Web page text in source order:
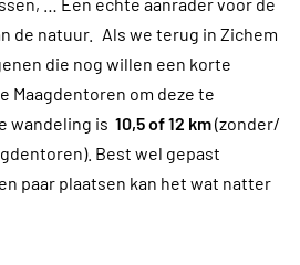
de natuur.
Als we terug in Zichem
die nog willen een korte
Maagdentoren om deze te
wandeling is 10,5 of 12 km(zonder/
Best wel gepast
paar plaatsen kan het wat natter